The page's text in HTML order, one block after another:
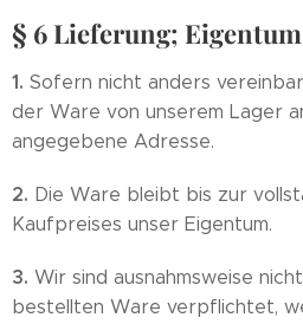
§ 6 Lieferung;
1. Sofern nicht anders
der Ware von unserem Lager
angegebene Adresse.
2. Die Ware bleibt bis zur
Kaufpreises unser Eigentum.
3. Wir sind ausnahmsweise
bestellten Ware verpflichtet,